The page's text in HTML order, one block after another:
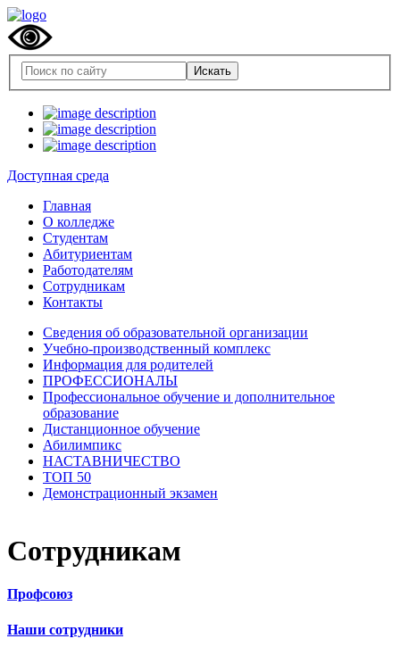
Доступная среда
Главная
О колледже
Студентам
Абитуриентам
Работодателям
Сотрудникам
Контакты
Сведения об образовательной организации
Учебно-производственный комплекс
Информация для родителей
ПРОФЕССИОНАЛЫ
Профессиональное обучение и дополнительное
образование
Дистанционное обучение
Абилимпикс
НАСТАВНИЧЕСТВО
ТОП 50
Демонстрационный экзамен
Сотрудникам
Профсоюз
Наши сотрудники